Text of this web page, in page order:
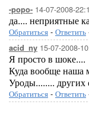
-popo- 14-07-2008-
да.... неприятные
Обратиться - Ответить
acid_ny 15-07-2008-
Я просто в шоке....
Куда вообще наша
Уроды........ других
Обратиться - Ответить